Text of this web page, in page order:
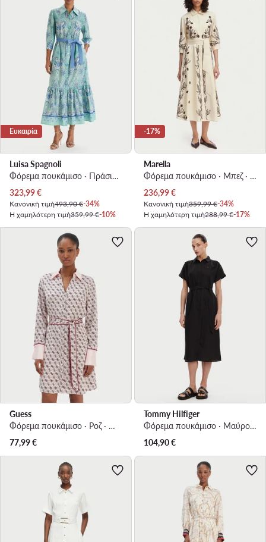
Ευκαιρία
Luisa Spagnoli
Φόρεμα πουκάμισο · Πράσινο · Midi
Τρέχουσα τιμή
323,99€
Κανονική τιμή493,90 €-34%
Η χαμηλότερη τιμή359,99 €-10%
-17%
Marella
Φόρεμα πουκάμισο · Μπεζ · Midi
Τρέχουσα τιμή
236,99€
Κανονική τιμή359,99 €-34%
Η χαμηλότερη τιμή288,99 €-17%
Guess
Φόρεμα πουκάμισο · Ροζ · Mini
77,99€
Tommy Hilfiger
Φόρεμα πουκάμισο · Μαύρο · Midi
104,90€